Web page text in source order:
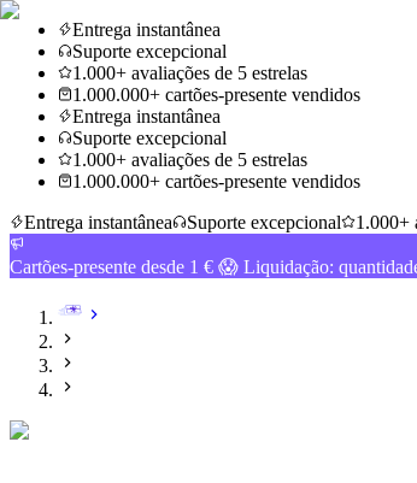
Entrega instantânea
Suporte excepcional
1.000+ avaliações de 5 estrelas
1.000.000+ cartões-presente vendidos
Entrega instantânea
Suporte excepcional
1.000+ avaliações de 5 estrelas
1.000.000+ cartões-presente vendidos
Entrega instantânea
Suporte excepcional 1.000+
Cartões-presente desde 1 € 😱 Liquidação: